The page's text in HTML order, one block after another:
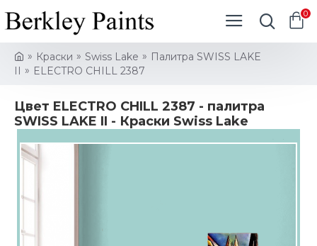
0
Краски Swiss Lake
Палитра SWISS LAKE
II
ELECTRO CHILL 2387
Цвет ELECTRO CHILL 2387 - палитра
SWISS LAKE II - Краски Swiss Lake